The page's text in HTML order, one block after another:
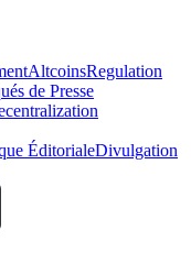
AltcoinsRegulation
de Presse
ÉditorialeDivulgation